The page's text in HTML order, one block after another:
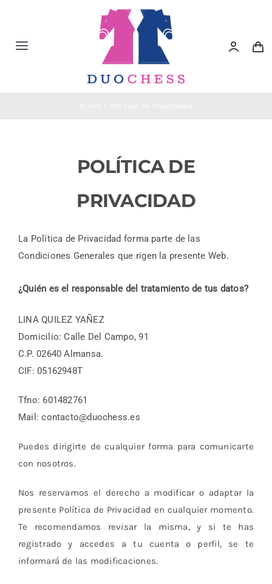
contenido
Toggle
Material de Ajedrez
Accesorios de Ajedrez
Juegos Educativos e Ingenio
Outlet
POLÍTICA DE
PRIVACIDAD
La Política de Privacidad forma parte de las
Condiciones Generales que rigen la presente Web.
¿Quién es el responsable del tratamiento de tus datos?
LINA QUILEZ YAÑEZ
Domicilio: Calle Del Campo, 91
C.P. 02640 Almansa.
CIF: 05162948T
Tfno: 601482761
Mail: contacto@duochess.es
Puedes dirigirte de cualquier forma para comunicarte
con nosotros.
Nos reservamos el derecho a modificar o adaptar la
presente Política de Privacidad en cualquier momento.
Te recomendamos revisar la misma, y si te has
registrado y accedes a tu cuenta o perfil, se te
informará de las modificaciones.